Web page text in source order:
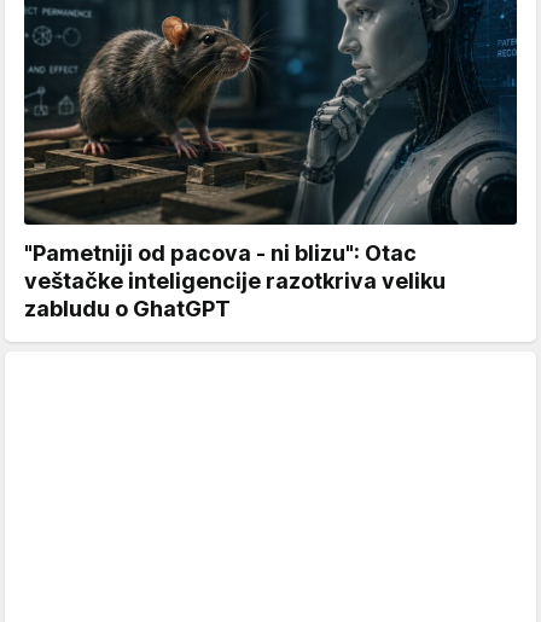
"Pametniji od pacova - ni blizu": Otac
veštačke inteligencije razotkriva veliku
zabludu o GhatGPT